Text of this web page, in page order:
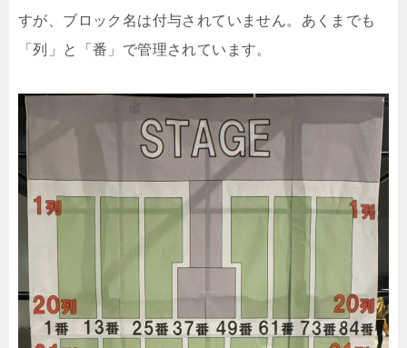
すが、ブロック名は付与されていません。あくまでも
「列」と「番」で管理されています。